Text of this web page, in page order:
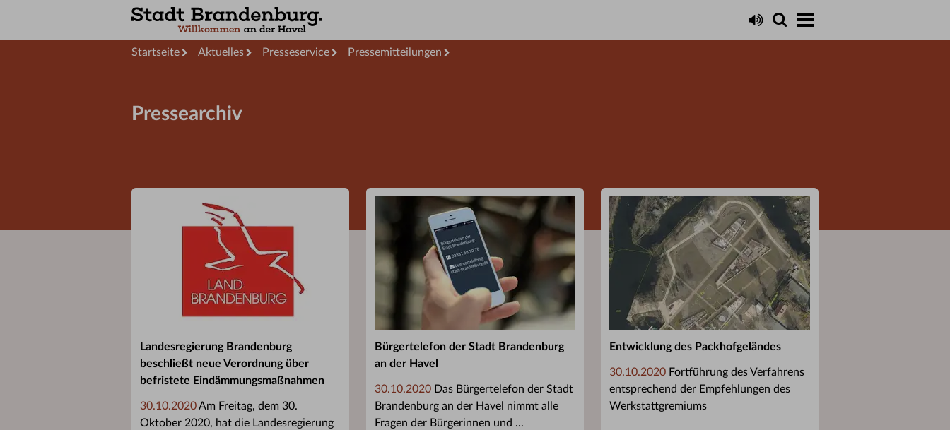
Startseite Aktuelles Presseservice Pressemitteilungen
Pressearchiv
Landesregierung Brandenburg
beschließt neue Verordnung über
befristete Eindämmungsmaßnahmen
30.10.2020Am Freitag, dem 30.
Oktober 2020, hat die Landesregierung
Bürgertelefon der Stadt Brandenburg
an der Havel
30.10.2020 Das Bürgertelefon der Stadt
Brandenburg an der Havel nimmt alle
Fragen der Bürgerinnen und ...
Entwicklung des Packhofgeländes
30.10.2020 Fortführung des Verfahrens
entsprechend der Empfehlungen des
Werkstattgremiums